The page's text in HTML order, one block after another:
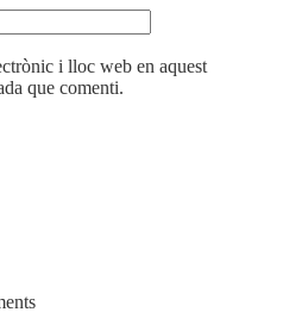
i lloc web en aquest
que comenti.